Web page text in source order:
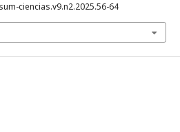
ciencias.v9.n2.2025.56-64